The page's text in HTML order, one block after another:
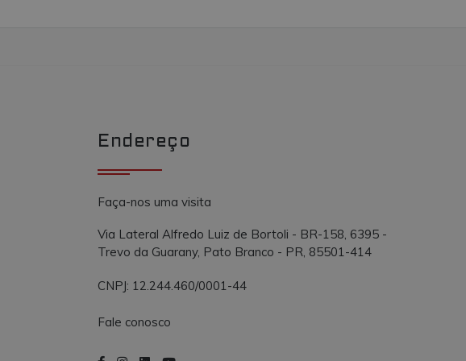
Endereço
Faça-nos uma visita
Via Lateral Alfredo Luiz de Bortoli - BR-158, 6395 -
Trevo da Guarany, Pato Branco - PR, 85501-414
CNPJ: 12.244.460/0001-44
Fale conosco